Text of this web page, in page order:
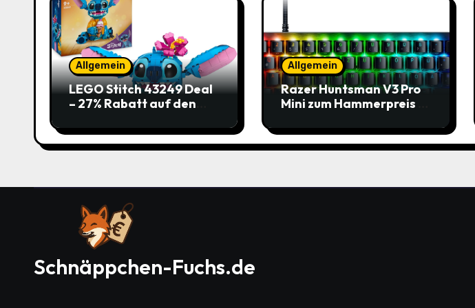
Allgemein
LEGO Stitch 43249 Deal
– 27% Rabatt auf den
Allgemein
Razer Huntsman V3 Pro
Mini zum Hammerpreis –
Schnäppchen-Fuchs.de